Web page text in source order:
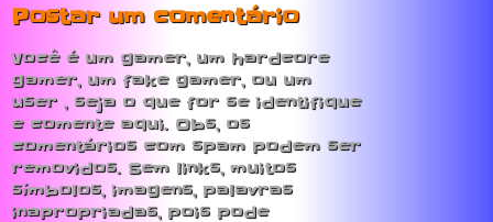
Postar um comentário
Você é um gamer, um hardcore
gamer, um fake gamer, ou um
user , seja o que for se identifique
e comente aqui. Obs, os
comentários com spam podem ser
removidos. Sem links, muitos
símbolos, imagens, palavras
inapropriadas, pois pode